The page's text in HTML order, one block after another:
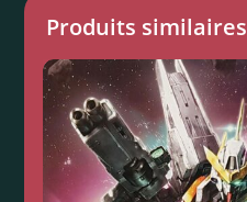
Produits similaires